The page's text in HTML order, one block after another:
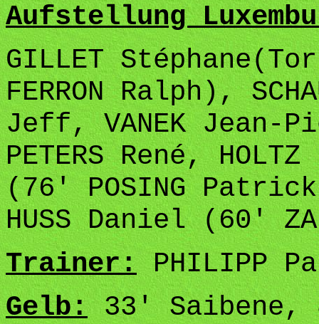
Aufstellung
GILLET
FERRON Ralph),
Jeff, VANEK Jean-
PETERS René,
(76' POSING
HUSS Daniel (60'
Trainer:PHILIPP
Gelb:33' Saibene,